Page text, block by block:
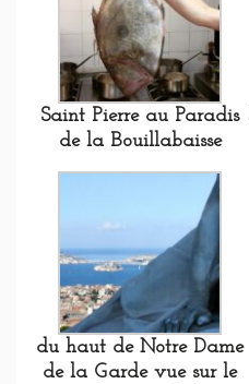
Saint Pierre au Paradis
de la Bouillabaisse
du haut de Notre Dame
de la Garde vue sur le